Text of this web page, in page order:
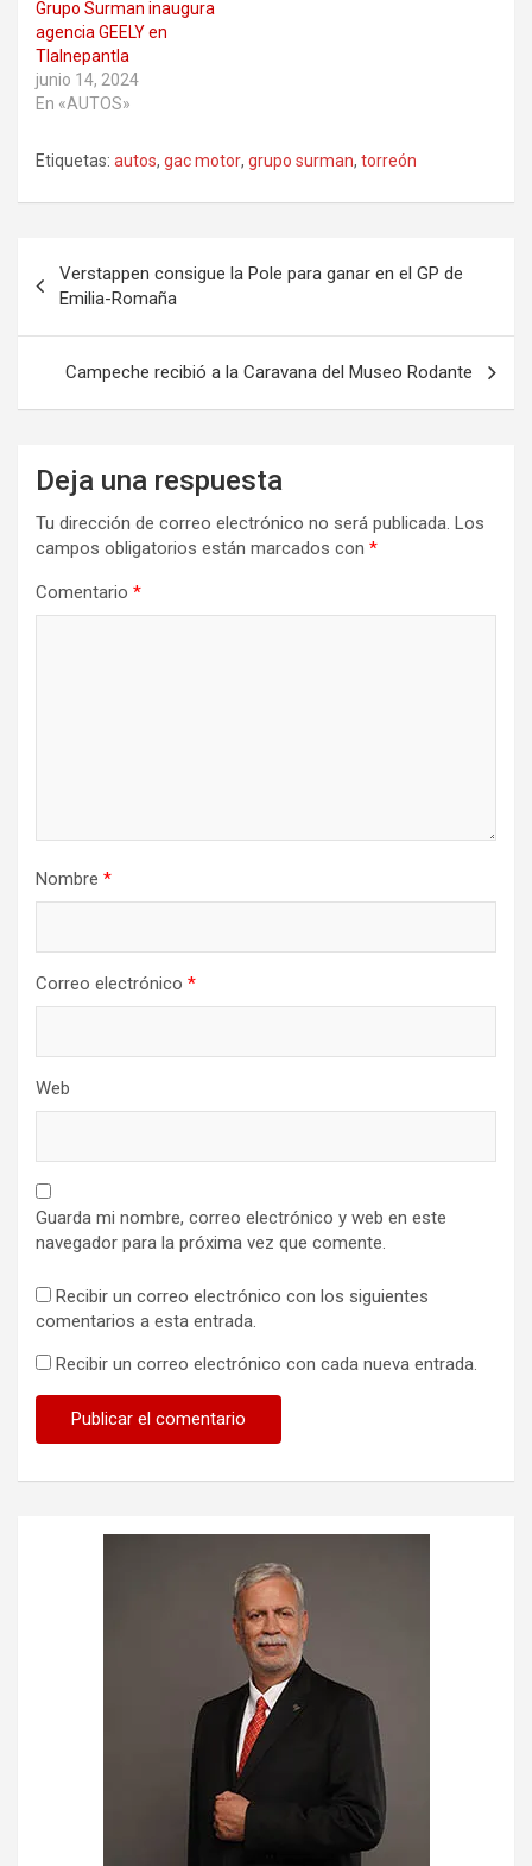
Grupo Surman inaugura
agencia GEELY en
Tlalnepantla
junio 14, 2024
En «AUTOS»
Etiquetas: autos, gac motor, grupo surman, torreón
de
entradas
Verstappen consigue la Pole para ganar en el GP de
Emilia-Romaña
Campeche recibió a la Caravana del Museo Rodante
Deja una respuesta
Tu dirección de correo electrónico no será publicada. Los
campos obligatorios están marcados con *
Comentario *
Nombre *
Correo electrónico *
Web
Guarda mi nombre, correo electrónico y web en este
navegador para la próxima vez que comente.
Recibir un correo electrónico con los siguientes
comentarios a esta entrada.
Recibir un correo electrónico con cada nueva entrada.